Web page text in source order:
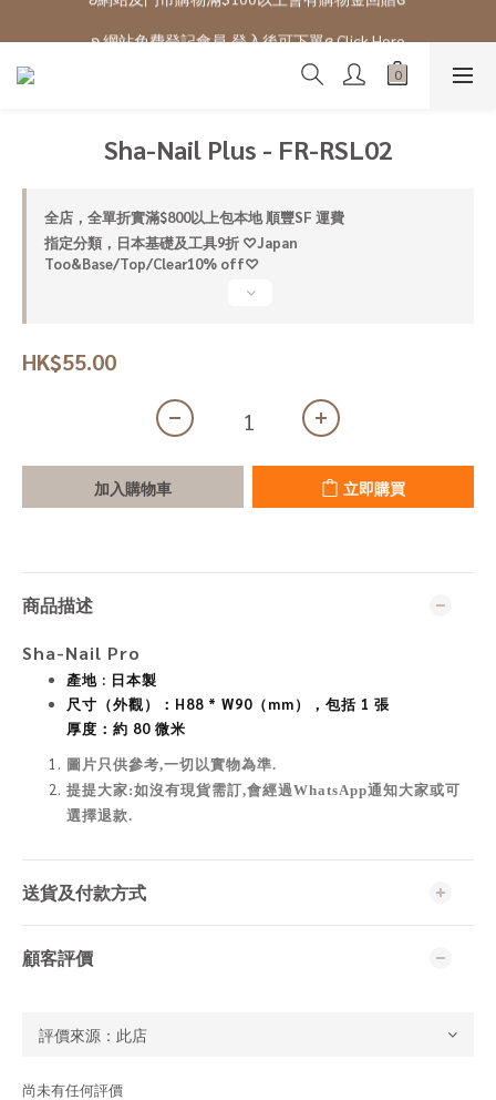
ʚ 網站免費登記會員,登入後可下單ɞ Click Here
Sha-Nail Plus - FR-RSL02
全店，全單折實滿$800以上包本地 順豐SF 運費
指定分類，日本基礎及工具9折 ♡Japan
Too&Base/Top/Clear10% off♡
HK$55.00
加入購物車 立即購買
商品描述
Sha-Nail Pro
產地 : 日本製
尺寸（外觀）：H88 * W90（mm），包括 1 張
厚度：約 80 微米
圖片只供參考,一切以實物為準.
提提大家:如沒有現貨需訂,會經過WhatsApp通知大家或可
選擇退款.
送貨及付款方式
顧客評價
尚未有任何評價